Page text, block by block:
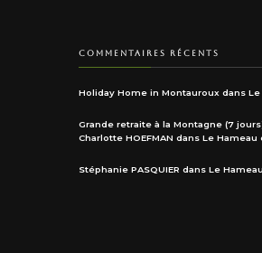
COMMENTAIRES RÉCENTS
Holiday Home in Montauroux dans Le
Grande retraite à la Montagne (7
Charlotte HOEFMAN dans Le Hameau
Stéphanie PASQUIER dans Le